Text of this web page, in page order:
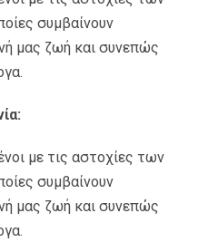
συμβαίνουν
μας ζωή και συνεπώς
με τις αστοχίες των
συμβαίνουν
μας ζωή και συνεπώς